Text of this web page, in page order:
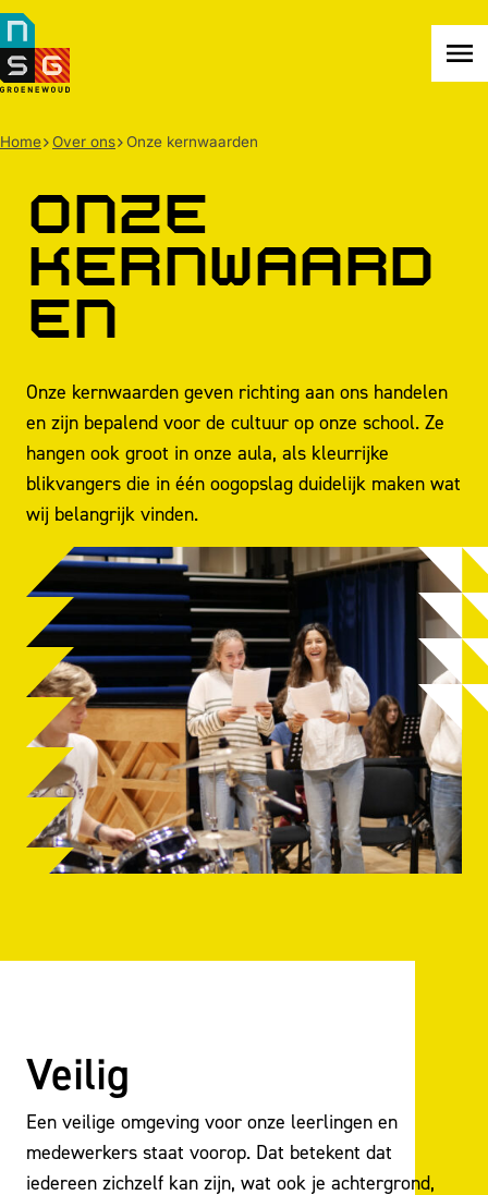
NSG
Groenewoud
Home Over ons Onze kernwaarden
Onze
kernwaard
en
Onze kernwaarden geven richting aan ons handelen
en zijn bepalend voor de cultuur op onze school. Ze
hangen ook groot in onze aula, als kleurrijke
blikvangers die in één oogopslag duidelijk maken wat
wij belangrijk vinden.
Veilig
Een veilige omgeving voor onze leerlingen en
medewerkers staat voorop. Dat betekent dat
iedereen zichzelf kan zijn, wat ook je achtergrond,